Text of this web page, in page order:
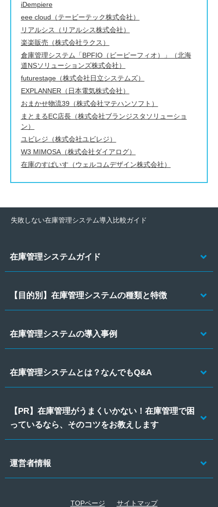
iDempiere
eee cloud（テービーテック株式会社）
リアルシス（リアルシス株式会社）
楽楽販売（株式会社ラクス）
倉庫管理システム「BPFIO（ビーピーフィオ）」（北海
道NSソリューションズ株式会社）
futurestage（株式会社日立システムズ）
EXPLANNER（日本電気株式会社）
おまかせ物流39（株式会社マテハンソフト）
まとまるEC店長（株式会社ブランジスタソリューショ
ン）
ユビレジ（株式会社ユビレジ）
W3 MIMOSA（株式会社ダイアログ）
在庫のすぱいす（ウェルコムデザイン株式会社）
失敗しない在庫管理システム導入比較ガイド
在庫管理システムガイド
【目的別】在庫管理システムの種類と特徴
在庫管理システムの導入事例
在庫管理システムとは？なんでもQ&A
【PR】在庫管理がうまくいかない！在庫管理で困
っているなら、そのコツをお教えします
運営者情報
TOPページ サイトマップ